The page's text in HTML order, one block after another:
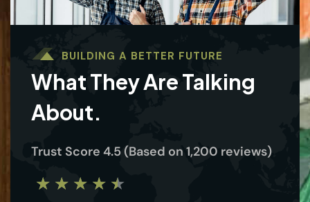
BUILDING A BETTER FUTURE
What They Are Talking
About.
Trust Score 4.5 (Based on 1,200 reviews)
★ ★ ★ ★ ★